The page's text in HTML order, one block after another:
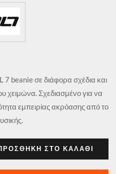
7 beanie σε διάφορα σχέδια και
χειμώνα. Σχεδιασμένο για να
εμπειρίας ακρόασης από το
ΣΤΟ ΚΑΛΆΘΙ